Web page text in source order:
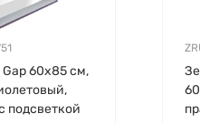
60х85 см,
подсветкой